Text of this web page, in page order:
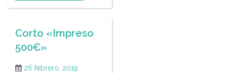
Corto «Impreso
500€»
26 febrero, 2019